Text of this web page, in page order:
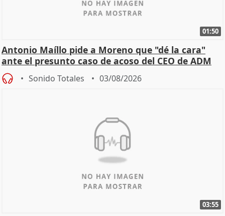
01:50
Antonio Maíllo pide a Moreno que "dé la cara"
ante el presunto caso de acoso del CEO de ADM
Sonido Totales 03/08/2026
03:55